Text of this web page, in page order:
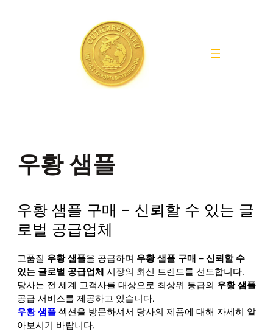
우황 샘플
우황 샘플 구매 – 신뢰할 수 있는 글
로벌 공급업체
고품질 우황 샘플을 공급하며 우황 샘플 구매 – 신뢰할 수
있는 글로벌 공급업체 시장의 최신 트렌드를 선도합니다.
당사는 전 세계 고객사를 대상으로 최상위 등급의 우황 샘플
공급 서비스를 제공하고 있습니다.
우황 샘플 섹션을 방문하셔서 당사의 제품에 대해 자세히 알
아보시기 바랍니다.